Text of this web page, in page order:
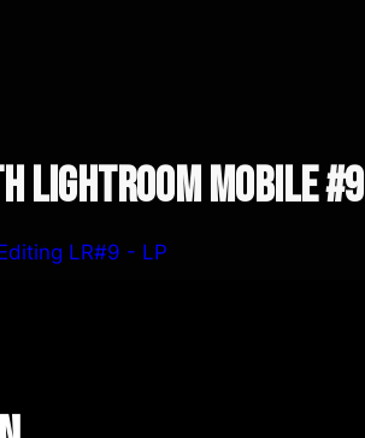
lightroom Mobile #9